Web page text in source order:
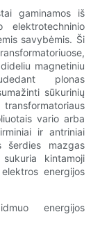
gaminamos iš
elektrotechninio
savybėmis. Ši
magnetiniu
plonas
sūkurinių
vario arba
ir antriniai
šerdies mazgas
kintamoji
energijos
energijos